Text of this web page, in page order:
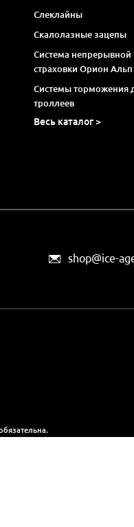
Слеклайны
Скалолазные зацепы
Система непрерывной
страховки Орион Альп
Системы торможения
троллеев
Весь каталог >
shop@ice-